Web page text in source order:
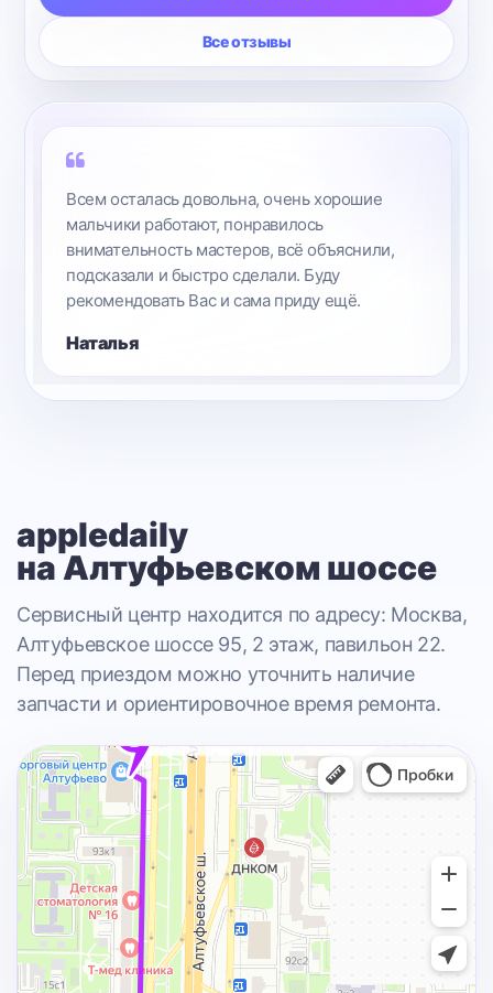
Все отзывы
Всем осталась довольна, очень хорошие
мальчики работают, понравилось
внимательность мастеров, всё объяснили,
подсказали и быстро сделали. Буду
рекомендовать Вас и сама приду ещё.
Наталья
appledaily
на Алтуфьевском шоссе
Сервисный центр находится по адресу: Москва,
Алтуфьевское шоссе 95, 2 этаж, павильон 22.
Перед приездом можно уточнить наличие
запчасти и ориентировочное время ремонта.